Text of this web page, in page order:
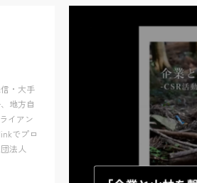
ア
P
b
l
i
n
g
u
a
l
・大手
地方自
イアン
でプロ
法人